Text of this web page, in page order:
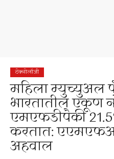
टेक्नोलॉजी
महिला म्युच्युअल
भारतातील एकूण
एमएफडीपैकी
करतात:
अहवाल